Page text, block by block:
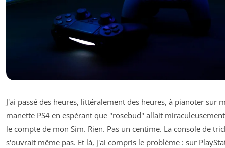
J'ai passé des heures, littéralement des heures, à pianoter sur
manette PS4 en espérant que "rosebud" allait
le compte de mon Sim. Rien. Pas un centime. La console de
s'ouvrait même pas. Et là, j'ai compris le problème : sur